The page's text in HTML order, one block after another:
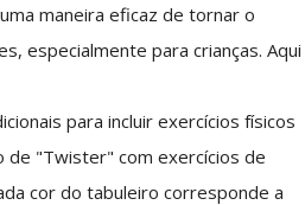
maneira eficaz de tornar o
especialmente para crianças. Aqui
para incluir exercícios físicos
de "Twister" com exercícios de
cor do tabuleiro corresponde a